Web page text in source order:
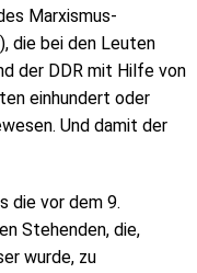
Marxismus-
die bei den Leuten
der DDR mit Hilfe von
einhundert oder
Und damit der
die vor dem 9.
Stehenden, die,
wurde, zu